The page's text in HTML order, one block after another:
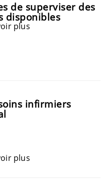
de superviser des
disponibles
plus
infirmiers
plus